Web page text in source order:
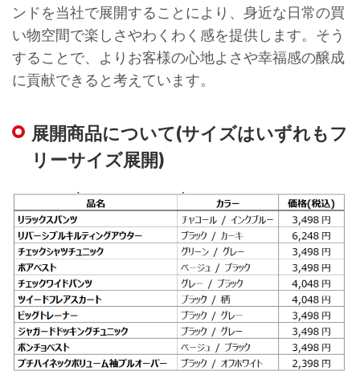
ンドを当社で展開することにより、身近な日常の買
い物空間で楽しさやわくわく感を提供します。そう
することで、よりお客様の心地よさや幸福感の醸成
に貢献できると考えています。
展開商品について(サイズはいずれもフ
リーサイズ展開)